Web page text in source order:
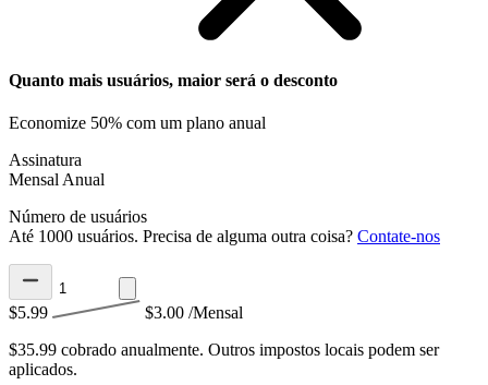
Quanto mais usuários, maior será o desconto
Economize 50% com um plano anual
Assinatura
Mensal Anual
Número de usuários
Até 1000 usuários. Precisa de alguma outra coisa? Contate-nos
$5.99 $3.00 /Mensal
$35.99 cobrado anualmente. Outros impostos locais podem ser
aplicados.